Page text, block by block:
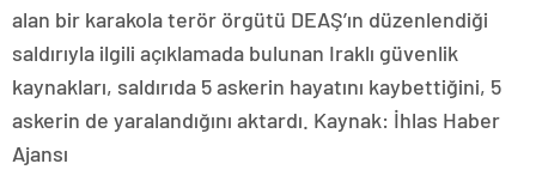
alan bir karakola terör örgütü DEAŞ’ın düzenlendiği
saldırıyla ilgili açıklamada bulunan Iraklı güvenlik
kaynakları, saldırıda 5 askerin hayatını kaybettiğini, 5
askerin de yaralandığını aktardı. Kaynak: İhlas Haber
Ajansı